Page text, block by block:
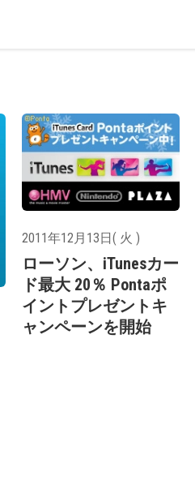
2011年12月13日( 火 )
ローソン、iTunesカー
ド最大 20％ Pontaポ
イントプレゼントキ
ャンペーンを開始